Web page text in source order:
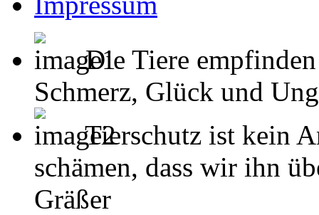
Die Tiere
Schmerz, Glück und
Tierschutz ist kein
schämen, dass wir ihn
Gräßer